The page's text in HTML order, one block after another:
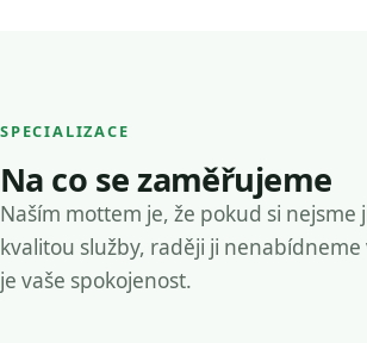
SPECIALIZACE
Na co se zaměřujeme
Naším mottem je, že pokud si nejsme
kvalitou služby, raději ji nenabídneme
je vaše spokojenost.